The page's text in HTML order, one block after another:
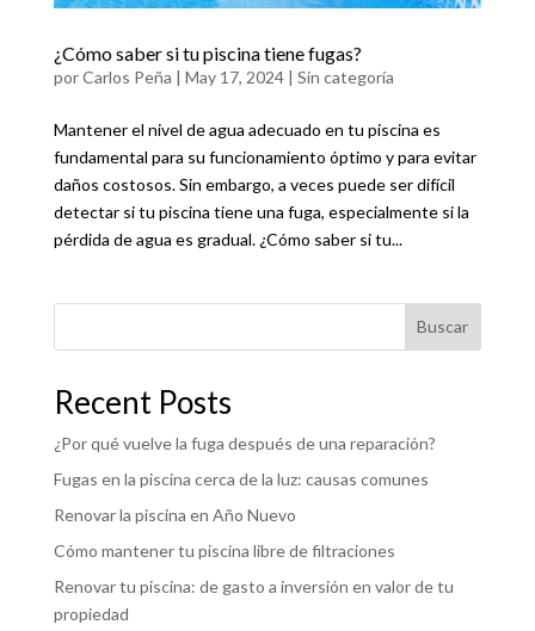
¿Cómo saber si tu piscina tiene fugas?
porCarlos Peña | May 17, 2024| Sin categoría
Mantener el nivel de agua adecuado en tu piscina es
fundamental para su funcionamiento óptimo y para evitar
daños costosos. Sin embargo, a veces puede ser difícil
detectar si tu piscina tiene una fuga, especialmente si la
pérdida de agua es gradual. ¿Cómo saber si tu...
Buscar
Recent Posts
¿Por qué vuelve la fuga después de una reparación?
Fugas en la piscina cerca de la luz: causas comunes
Renovar la piscina en Año Nuevo
Cómo mantener tu piscina libre de filtraciones
Renovar tu piscina: de gasto a inversión en valor de tu
propiedad